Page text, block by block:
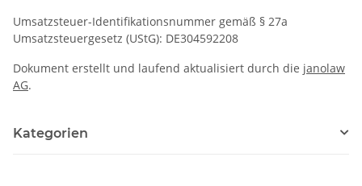
Umsatzsteuer-Identifikationsnummer gemäß § 27a
Umsatzsteuergesetz (UStG): DE304592208
Dokument erstellt und laufend aktualisiert durch die janolaw
AG.
Kategorien